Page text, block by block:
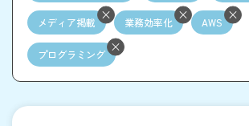
メディア掲載 業務効率化 AWS
プログラミング